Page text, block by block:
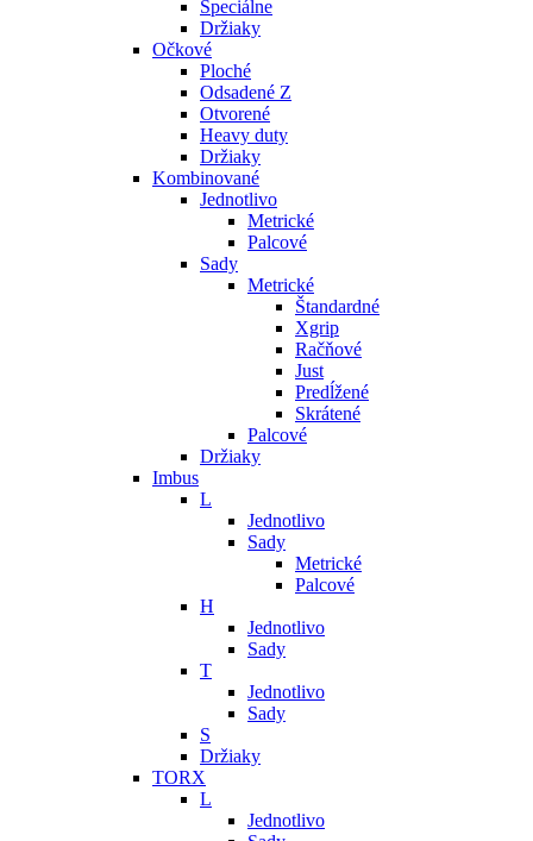
Špeciálne
Držiaky
Očkové
Ploché
Odsadené Z
Otvorené
Heavy duty
Držiaky
Kombinované
Jednotlivo
Metrické
Palcové
Sady
Metrické
Štandardné
Xgrip
Račňové
Just
Predĺžené
Skrátené
Palcové
Držiaky
Imbus
L
Jednotlivo
Sady
Metrické
Palcové
H
Jednotlivo
Sady
T
Jednotlivo
Sady
S
Držiaky
TORX
L
Jednotlivo